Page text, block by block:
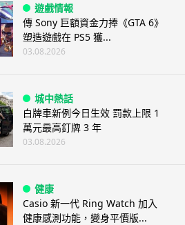
遊戲情報
傳 Sony 巨額資金力捧《GTA 6》
塑造遊戲在 PS5 獲...
03.08.2026
城中熱話
白牌車新例今日生效 罰款上限 1
萬元最高釘牌 3 年
03.08.2026
健康
Casio 新一代 Ring Watch 加入
健康感測功能，變身平價版...